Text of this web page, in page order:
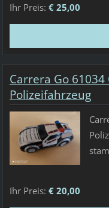
Ihr Preis: € 25,00
Carrera Go
Polizeifahrzeug
Ihr Preis: € 20,00